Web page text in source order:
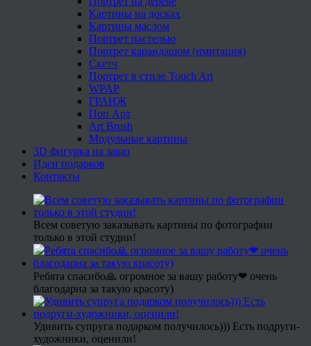
Картины на досках
Картины маслом
Портрет пастелью
Портрет карандашом (имитация)
Скетч
Портрет в стиле Touch Art
WPAP
ГРАНЖ
Поп Арт
Art Brush
Модульные картины
3D фигурка на заказ
Идеи подарков
Контакты
Всем советую заказывать картины по фотографии
только в этой студии!
Ребята спасибо🙏 огромное за вашу работу❤ очень
благодарна за такую красоту)
Удивить супруга подарком получилось))) Есть подруги-
художники, оценили!